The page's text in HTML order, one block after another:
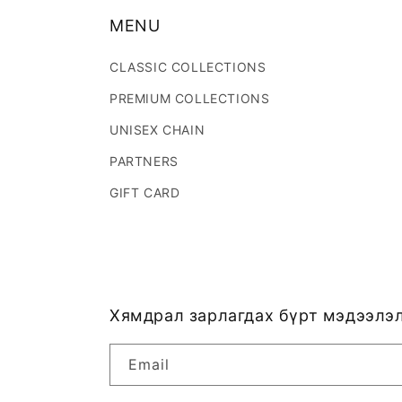
MENU
CLASSIC COLLECTIONS
PREMIUM COLLECTIONS
UNISEX CHAIN
PARTNERS
GIFT CARD
Хямдрал зарлагдах бүрт
Email